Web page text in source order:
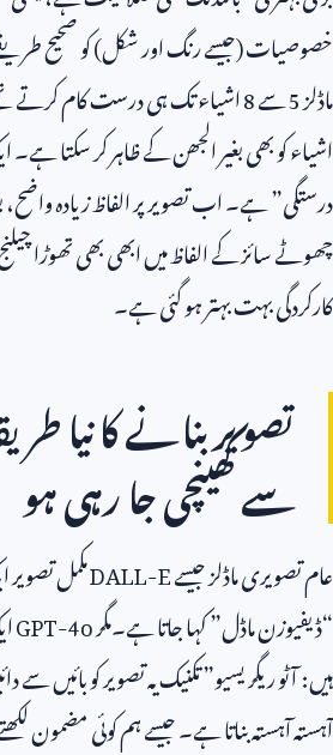
خصوصیات (جیسے رنگ اور شکل) کو صحیح
ماڈلز5سے8اشیاء تک ہی درست کام کرتے
اشیاء کو بھی بغیر الجھن کے ظاہر کر سکتا ہے۔
درستگی” ہے۔ اب تصویر پر الفاظ زیادہ
چھوٹے سائز کے الفاظ میں ابھی بھی تھوڑا
کارکردگی بہت بہتر ہو گئی ہے۔
تصویر بنانے کا نیا
سے کھینچی جا رہی ہو
عام تصویری ماڈلز جیسےDALL-Eمکمل تصویر
“ڈیفیوزن ماڈل” کہا جاتا ہے۔مگرGPT-4o
ہیں: آٹو ریگریسیو” تکنیک یہ تصویر کو بائیں
آہستہ آہستہ بناتا ہے۔ جیسے ہم کوئی مضمون